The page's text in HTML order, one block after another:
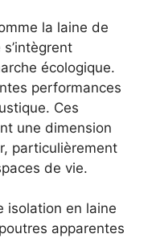
la laine de
écologique.
performances
Ces
une dimension
particulièrement
de vie.
isolation en laine
apparentes